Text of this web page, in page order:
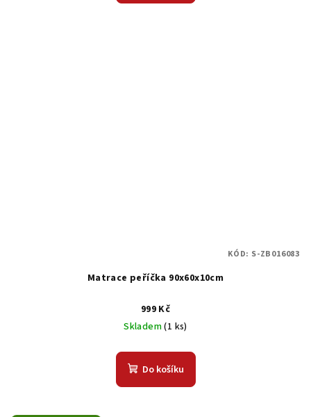
Matrace peříčka 90x60x10cm
999 Kč
Skladem(1 ks)
Do košíku
KÓD: S-ZB016083